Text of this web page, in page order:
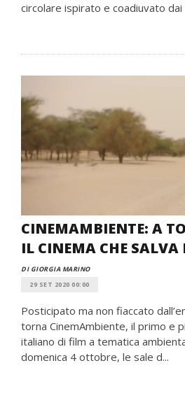
circolare ispirato e coadiuvato dai
CINEMAMBIENTE: A
IL CINEMA CHE
DI GIORGIA MARINO
29 SET 2020 00:00
Posticipato ma non fiaccato
torna CinemAmbiente, il primo e
italiano di film a tematica
domenica 4 ottobre, le sale d...